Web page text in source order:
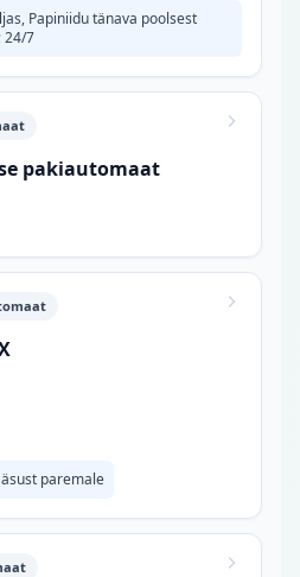
Papiniidu tänava poolsest
24/7
pakiautomaat
paremale